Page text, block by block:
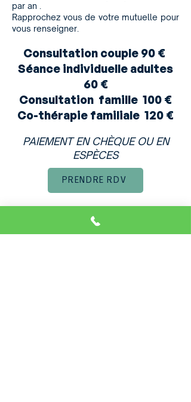
par an .
Rapprochez vous de votre mutuelle pour
vous renseigner.
Consultation couple 90 €
Séance individuelle adultes
60 €
Consultation famille 100 €
Co-thérapie familiale 120 €
PAIEMENT EN CHÈQUE OU EN
ESPÈCES
PRENDRE RDV